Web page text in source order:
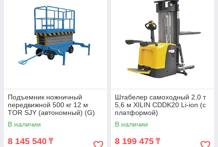
Подъемник ножничный
передвижной 500 кг 12 м
TOR SJY (автономный) (G)
В наличии
8 145 540 ₸
Штабелер самоходный 2,0 т
5,6 м XILIN CDDK20 Li-ion (с
платформой)
В наличии
8 199 475 ₸